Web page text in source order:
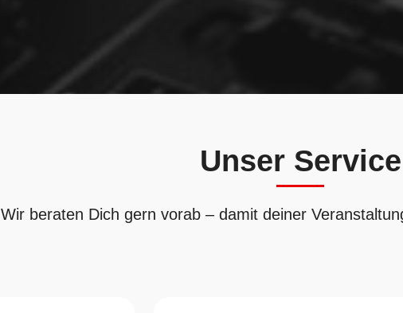
Unser Service
Wir beraten Dich gern vorab – damit deiner